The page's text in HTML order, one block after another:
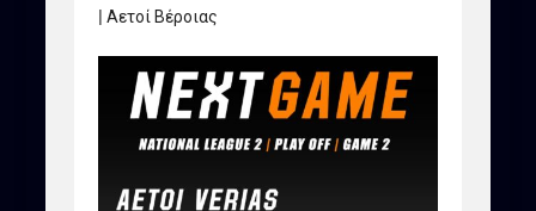
|Αετοί Βέροιας